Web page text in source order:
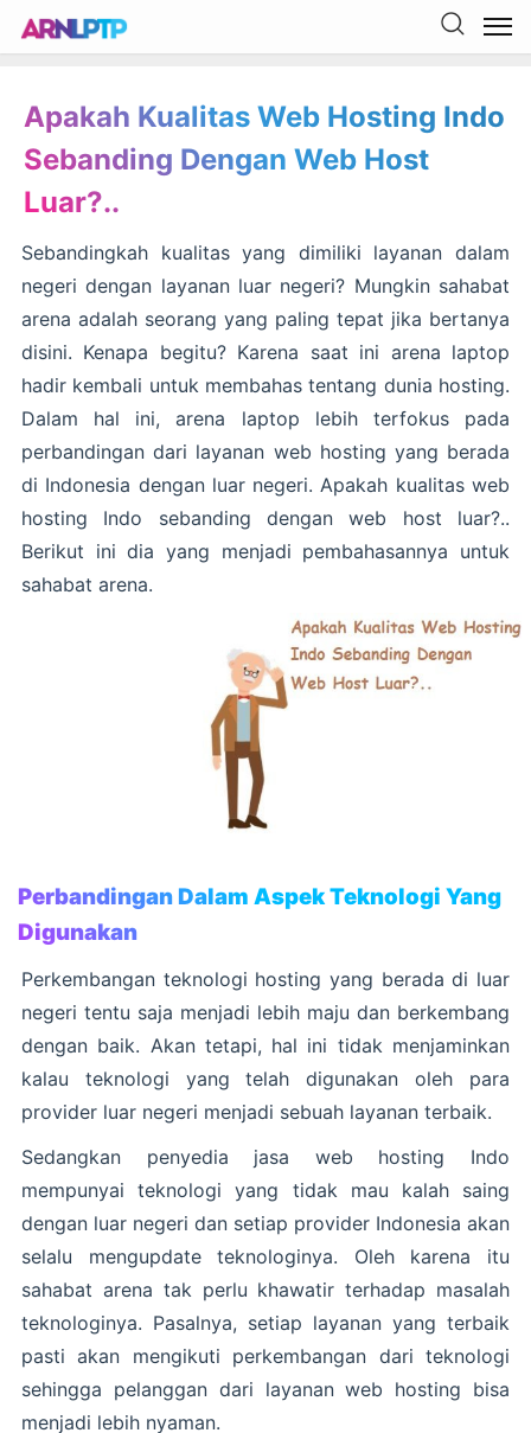
Apakah Kualitas Web Hosting Indo
Sebanding Dengan Web Host
Luar?..
Sebandingkah kualitas yang dimiliki layanan dalam
negeri dengan layanan luar negeri? Mungkin sahabat
arena adalah seorang yang paling tepat jika bertanya
disini. Kenapa begitu? Karena saat ini arena laptop
hadir kembali untuk membahas tentang dunia hosting.
Dalam hal ini, arena laptop lebih terfokus pada
perbandingan dari layanan web hosting yang berada
di Indonesia dengan luar negeri. Apakah kualitas web
hosting Indo sebanding dengan web host luar?..
Berikut ini dia yang menjadi pembahasannya untuk
sahabat arena.
Perbandingan Dalam Aspek Teknologi Yang
Digunakan
Perkembangan teknologi hosting yang berada di luar
negeri tentu saja menjadi lebih maju dan berkembang
dengan baik. Akan tetapi, hal ini tidak menjaminkan
kalau teknologi yang telah digunakan oleh para
provider luar negeri menjadi sebuah layanan terbaik.
Sedangkan penyedia jasa web hosting Indo
mempunyai teknologi yang tidak mau kalah saing
dengan luar negeri dan setiap provider Indonesia akan
selalu mengupdate teknologinya. Oleh karena itu
sahabat arena tak perlu khawatir terhadap masalah
teknologinya. Pasalnya, setiap layanan yang terbaik
pasti akan mengikuti perkembangan dari teknologi
sehingga pelanggan dari layanan web hosting bisa
menjadi lebih nyaman.